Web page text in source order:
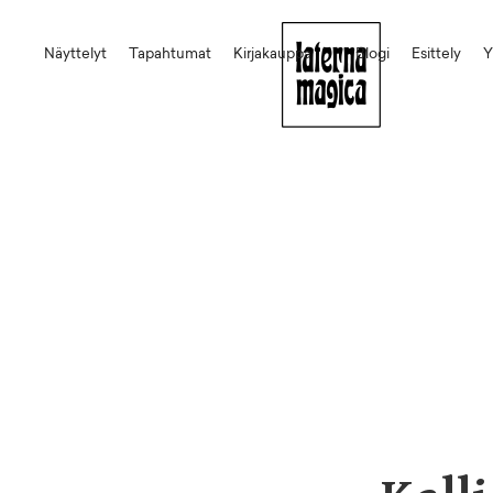
Näyttelyt Tapahtumat Kirjakauppa Blogi Esittely